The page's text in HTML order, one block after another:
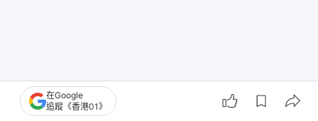
在Google
追蹤《香港01》